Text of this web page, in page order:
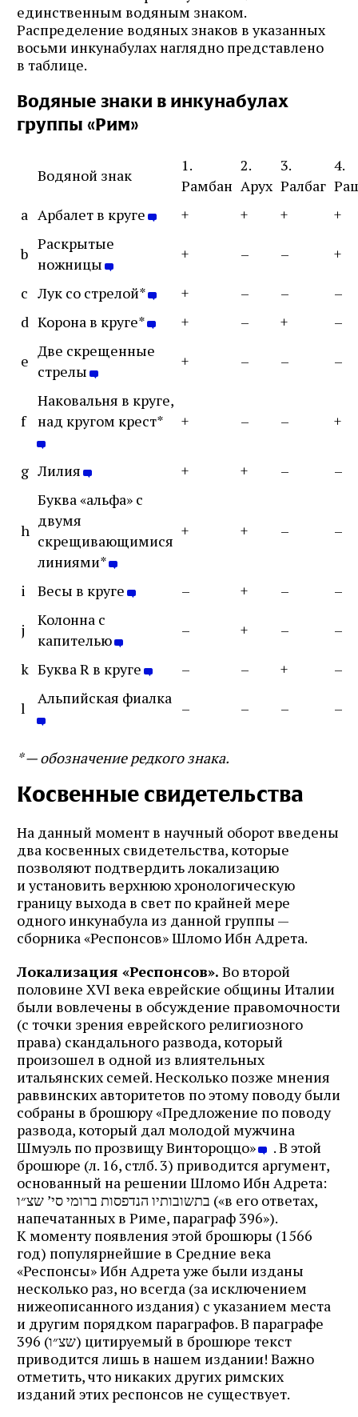
единственным водяным знаком.
Распределение водяных знаков в указанных
восьми инкунабулах наглядно представлено
в таблице.
Водяные знаки в инкунабулах
группы «Рим»
Водяной знак
1.
Рамбан
2.
Арух
3.
Ралбаг
4.
a Арбалет в круге + + + +
b
Раскрытые
ножницы
+ – – +
c Лук со стрелой* + – –
–
d Корона в круге* + – + –
e
Две скрещенные
стрелы
+ – – –
f
Наковальня в круге,
над кругом крест*
+ – – +
g Лилия + + – –
h
Буква «альфа» с
двумя
скрещивающимися
линиями*
+ + – –
i Весы в круге – + – –
j
Колонна с
капителью
– + – –
k Буква R в круге – – + –
l
Альпийская фиалка
– – – –
* — обозначение редкого знака.
Косвенные свидетельства
На данный момент в научный оборот введены
два косвенных свидетельства, которые
позволяют подтвердить локализацию
и установить верхнюю хронологическую
границу выхода в свет по крайней мере
одного инкунабула из данной группы —
сборника «Респонсов» Шломо Ибн Адрета.
Локализация «Респонсов». Во второй
половине XVI века еврейские общины Италии
были вовлечены в обсуждение правомочности
(с точки зрения еврейского религиозного
права) скандального развода, который
произошел в одной из влиятельных
итальянских семей. Несколько позже мнения
раввинских авторитетов по этому поводу были
собраны в брошюру «Предложение по поводу
развода, который дал молодой мужчина
Шмуэль по прозвищу Винтороццо»
. В этой
брошюре (л. 16, стлб. 3) приводится аргумент,
основанный на решении Шломо Ибн Адрета:
בתשובותיו הנדפסות ברומי סי’ שצ״ו («в его ответах,
напечатанных в Риме, параграф 396»).
К моменту появления этой брошюры (1566
год) популярнейшие в Средние века
«Респонсы» Ибн Адрета уже были изданы
несколько раз, но всегда (за исключением
нижеописанного издания) с указанием места
и другим порядком параграфов. В параграфе
396 (שצ״ו) цитируемый в брошюре текст
приводится лишь в нашем издании! Важно
отметить, что никаких других римских
изданий этих респонсов не существует.
почте